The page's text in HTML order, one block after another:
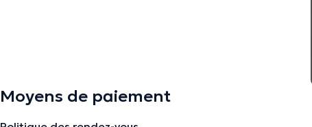
Moyens de paiement